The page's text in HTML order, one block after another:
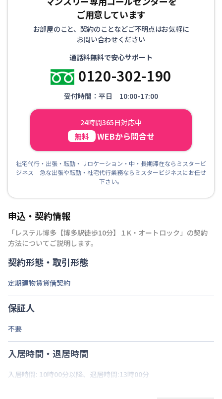
ご用意しています
お部屋のこと、契約のことなどご不明点はお気軽に
お問い合わせください
通話料無料で安心サポート
0120-302-190
受付時間：平日 10:00-17:00
24時間365日対応中
無料 WEBから問合せ
社宅代行・出張・転勤・リロケーション・中・長期滞在ならミスタービ
ジネス 急な出張や転勤・社宅代行業務ならミスタービジネスにお任せ
下さい。
申込・契約情報
「レステル博多【博多駅徒歩10分】１K・オートロック 」の契約
方法についてご説明します。
契約形態・取引形態
定期建物賃貸借契約
保証人
不要
入居時間・退居時間
入居時間: 10時00分以降、退居時間:13時00分